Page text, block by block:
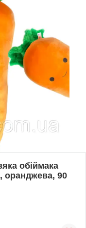
обіймака
оранджева, 90